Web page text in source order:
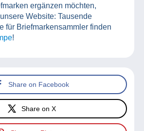
ergänzen möchten,
Website: Tausende
für Briefmarkensammler finden
!
Share on Facebook
Share on X